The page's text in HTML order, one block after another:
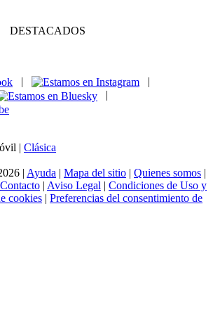
DESTACADOS
|
|
| Clásica
| Ayuda | Mapa del sitio | Quienes somos |
Contacto | Aviso Legal | Condiciones de Uso y
cookies | Preferencias del consentimiento de